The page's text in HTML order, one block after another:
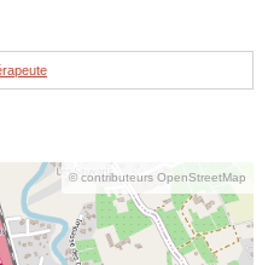
© contributeurs OpenStreetMap